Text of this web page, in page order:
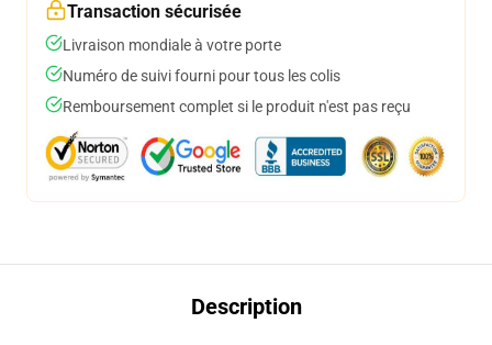
Transaction sécurisée
Livraison mondiale à votre porte
Numéro de suivi fourni pour tous les colis
Remboursement complet si le produit n'est pas reçu
Description